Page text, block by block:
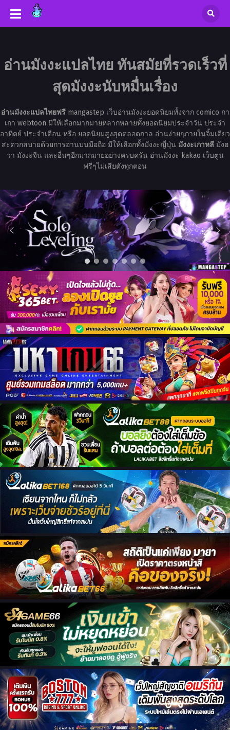
อ่านมังงะแปลไทย ทันสมัยที่รวดเร็วที่
สุดมังงะนับหมื่นเรื่อง
อ่านมังงะแปลไทยฟรีmangastep เว็บอ่านมังงะยอดนิยมทั้งจาก comico กา
เกา webtoon มีให้เลือกมากมายหลากหลายทั้งยอดนิยมประจำวัน ประจำ
อาทิตย์ ประจำเดือน หรือ ยอดนิยมสูงสุดตลอดกาล อ่านง่ายๆภายในจิ้มเดียว
สะดวกสบายด้วยการอ่านบนมือถือ มีให้เลือกทั้งมังงะญี่ปุ่น มังงะเกาหลีมังฮ
วา มังงะจีน และอื่นๆอีกมากมายอย่างครบครัน อ่านมังงะ kakao เว็บตูน
ฟรีๆไม่เสียตังทุกตอน